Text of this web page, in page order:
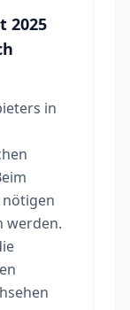
2025
in
nötigen
werden.